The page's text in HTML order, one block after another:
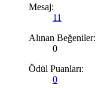
Mesaj:
11
Alınan Beğeniler:
0
Ödül Puanları:
0